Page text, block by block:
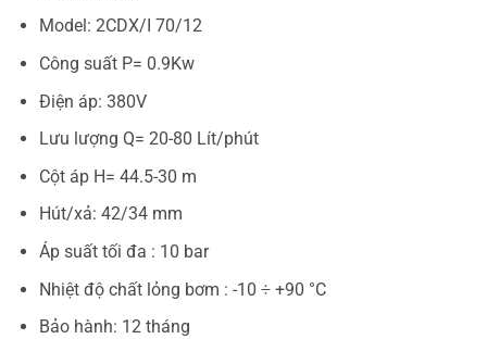
Model: 2CDX/I 70/12
Công suất P= 0.9Kw
Điện áp: 380V
Lưu lượng Q= 20-80 Lít/phút
Cột áp H= 44.5-30 m
Hút/xả: 42/34 mm
Áp suất tối đa : 10 bar
Nhiệt độ chất lỏng bơm : -10 ÷ +90 °C
Bảo hành: 12 tháng